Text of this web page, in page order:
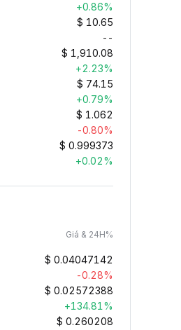
+0.86%
$ 10.65
--
$ 1,910.08
+2.23%
$ 74.15
+0.79%
$ 1.062
-0.80%
$ 0.999373
+0.02%
Giá & 24H%
$ 0.04047142
-0.28%
$ 0.02572388
+134.81%
$ 0.260208